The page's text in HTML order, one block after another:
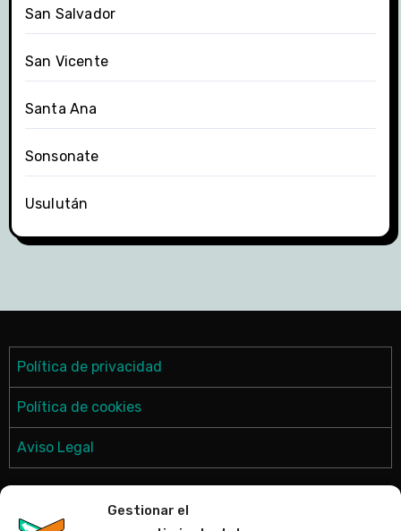
Gestionar el
San Salvador
San Vicente
Santa Ana
Sonsonate
Usulután
Política de privacidad
Política de cookies
Aviso Legal